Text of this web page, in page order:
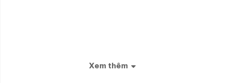
Xem thêm